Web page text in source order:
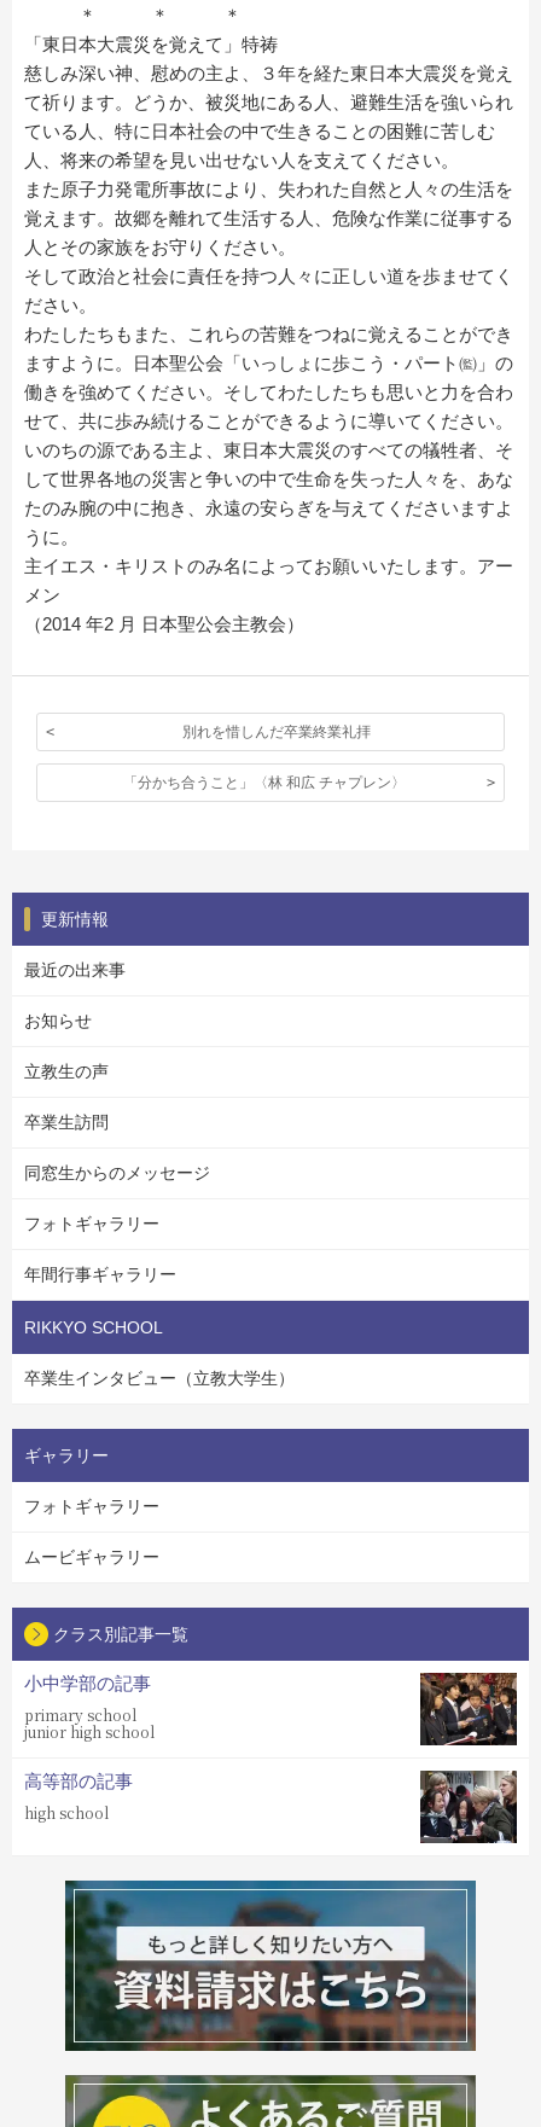
＊ ＊ ＊
「東日本大震災を覚えて」特祷
慈しみ深い神、慰めの主よ、３年を経た東日本大震災を覚え
て祈ります。どうか、被災地にある人、避難生活を強いられ
ている人、特に日本社会の中で生きることの困難に苦しむ
人、将来の希望を見い出せない人を支えてください。
また原子力発電所事故により、失われた自然と人々の生活を
覚えます。故郷を離れて生活する人、危険な作業に従事する
人とその家族をお守りください。
そして政治と社会に責任を持つ人々に正しい道を歩ませてく
ださい。
わたしたちもまた、これらの苦難をつねに覚えることができ
ますように。日本聖公会「いっしょに歩こう・パート㈼」の
働きを強めてください。そしてわたしたちも思いと力を合わ
せて、共に歩み続けることができるように導いてください。
いのちの源である主よ、東日本大震災のすべての犠牲者、そ
して世界各地の災害と争いの中で生命を失った人々を、あな
たのみ腕の中に抱き、永遠の安らぎを与えてくださいますよ
うに。
主イエス・キリストのみ名によってお願いいたします。アー
メン
（2014 年2 月 日本聖公会主教会）
別れを惜しんだ卒業終業礼拝
「分かち合うこと」〈林 和広 チャプレン〉
更新情報
最近の出来事
お知らせ
立教生の声
卒業生訪問
同窓生からのメッセージ
フォトギャラリー
年間行事ギャラリー
RIKKYO SCHOOL
卒業生インタビュー（立教大学生）
ギャラリー
フォトギャラリー
ムービギャラリー
クラス別記事一覧
小中学部の記事
primary school
junior high school
高等部の記事
high school